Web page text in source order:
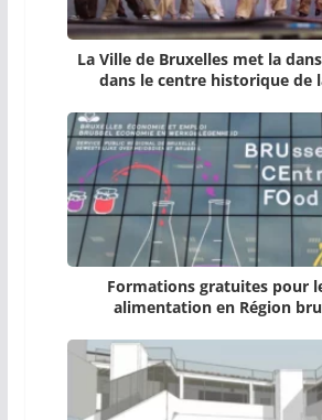
La Ville de Bruxelles met la
dans le centre historique de
Formations gratuites pour
alimentation en Région